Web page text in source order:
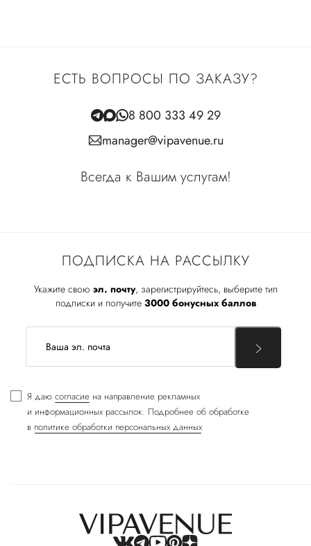
ПОДПИСКА НА РАССЫЛКУ
Укажите свою эл. почту, зарегистрируйтесь, выберите тип
подписки и получите 3000 бонусных баллов
Я даю согласие на направление рекламных
и информационных рассылок. Подробнее об обработке
в политике обработки персональных данных
ЕСТЬ ВОПРОСЫ ПО ЗАКАЗУ?
8 800 333 49 29
manager@vipavenue.ru
Всегда к Вашим услугам!